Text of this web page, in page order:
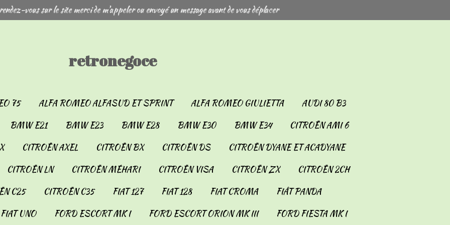
vous sur le site merci de m'appeler ou envoyé un message avant de vous déplacer
retronegoce
75 ALFA ROMEO ALFASUD ET SPRINT ALFA ROMEO GIULIETTA
AUDI 80 B3
BMW E21 BMW E23 BMW E28 BMW E30 BMW E34
CITROËN AMI 6
CITROËN AXEL CITROËN BX CITROËN DS
CITROËN DYANE ET ACADYANE
CITROËN LN CITROËN MÉHARI CITROËN VISA CITROËN ZX
CITROËN 2CH
C25 CITROËN C35 FIAT 127 FIAT 128 FIAT CROMA
FIÂT PANDA
FIAT UNO FORD ESCORT MK I FORD ESCORT ORION MK III
FORD FIESTA MK I